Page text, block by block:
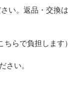
い。返品・交換
らで負担します
さい。